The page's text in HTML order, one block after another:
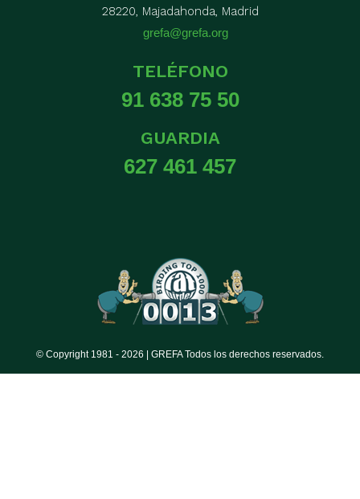
28220, Majadahonda, Madrid
grefa@grefa.org
TELÉFONO
91 638 75 50
GUARDIA
627 461 457
© Copyright 1981 - 2026 | GREFA Todos los derechos reservados.